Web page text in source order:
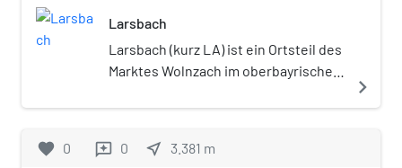
Geisenfeld-Pförring (Bistum
Regensburg).
Larsbach
Larsbach (kurz LA) ist ein Ortsteil des
Marktes Wolnzach im oberbayrischen
Das Kirchdorf liegt im fruchtbaren
größten zusammenhängenden
navigate_next
favorite 0 reviews 0 near_me 3.381 m